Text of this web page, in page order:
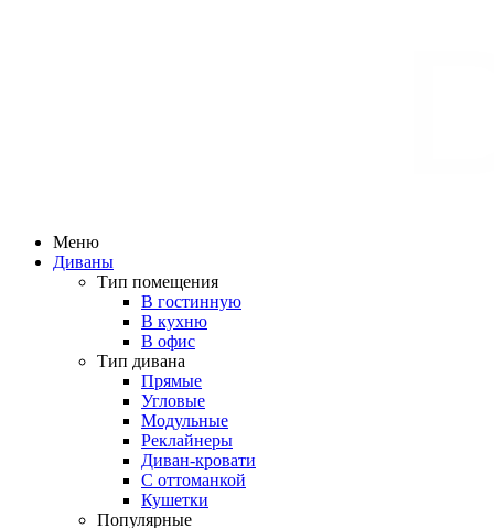
Меню
Диваны
Тип помещения
В гостинную
В кухню
В офис
Тип дивана
Прямые
Угловые
Модульные
Реклайнеры
Диван-кровати
С оттоманкой
Кушетки
Популярные